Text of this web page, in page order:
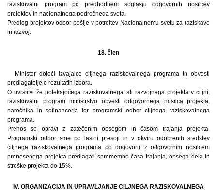
raziskovalni program po predhodnem soglasju odgovornih nosilcev
projektov in nacionalnega področnega sveta.
Predlog projektov odbor pošlje v potrditev Nacionalnemu svetu za raziskave
in razvoj.
18. člen
Minister določi izvajalce ciljnega raziskovalnega programa in obvesti
predlagatelje o rezultatih izbora.
O uvrstitvi že potekajočega raziskovalnega ali razvojnega projekta v ciljni,
raziskovalni program ministrstvo obvesti odgovornega nosilca projekta,
naročnika in sofinancerja ter programski odbor ciljnega raziskovalnega
programa.
Prenos se opravi z zatečenim obsegom in časom trajanja projekta.
Programski odbor sme po lastni presoji in v okviru odobrenih sredstev
ciljnega raziskovalnega programa po dogovoru z odgovornim nosilcem
prenesenega projekta predlagati spremembo časa trajanja, obsega dela in
stroške projekta do 15%.
IV. ORGANIZACIJA IN UPRAVLJANJE CILJNEGA RAZISKOVALNEGA